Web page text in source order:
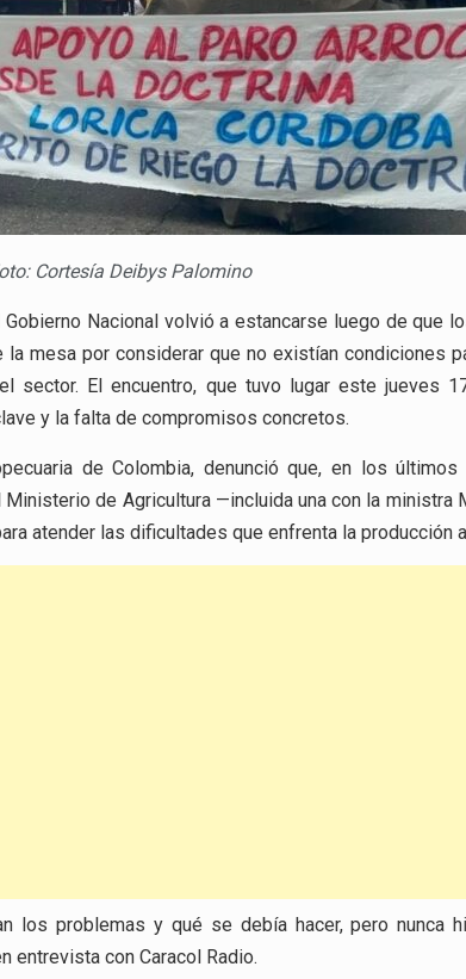
GOBIERNO
NACIONAL
Cortesía Deibys Palomino
Nacional volvió a estancarse luego de que
mesa por considerar que no existían condiciones
sector. El encuentro, que tuvo lugar este jueves
y la falta de compromisos concretos.
de Colombia, denunció que, en los
de Agricultura —incluida una con la ministra
atender las dificultades que enfrenta la producción
los problemas y qué se debía hacer, pero nunca
entrevista con Caracol Radio.